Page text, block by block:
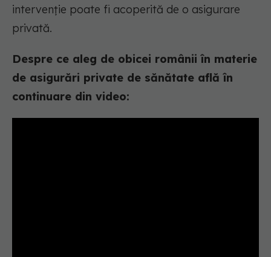
intervenție poate fi acoperită de o asigurare
privată.
Despre ce aleg de obicei românii în materie
de asigurări private de sănătate află în
continuare din video: